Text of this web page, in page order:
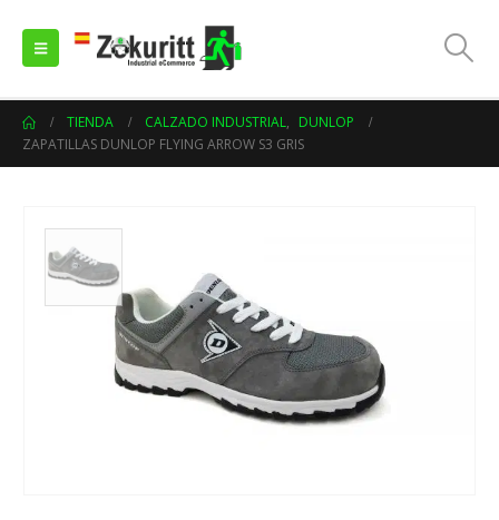
TIENDA CALZADO INDUSTRIAL, DUNLOP
ZAPATILLAS DUNLOP FLYING ARROW S3 GRIS